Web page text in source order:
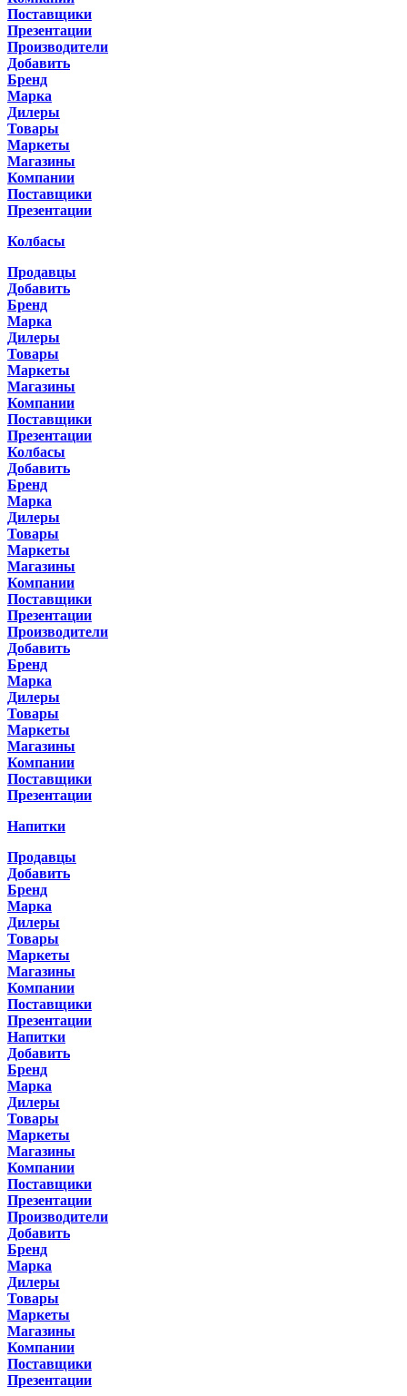
Поставщики
Презентации
Производители
Добавить
Бренд
Марка
Дилеры
Товары
Маркеты
Магазины
Компании
Поставщики
Презентации
Колбасы
Продавцы
Добавить
Бренд
Марка
Дилеры
Товары
Маркеты
Магазины
Компании
Поставщики
Презентации
Колбасы
Добавить
Бренд
Марка
Дилеры
Товары
Маркеты
Магазины
Компании
Поставщики
Презентации
Производители
Добавить
Бренд
Марка
Дилеры
Товары
Маркеты
Магазины
Компании
Поставщики
Презентации
Напитки
Продавцы
Добавить
Бренд
Марка
Дилеры
Товары
Маркеты
Магазины
Компании
Поставщики
Презентации
Напитки
Добавить
Бренд
Марка
Дилеры
Товары
Маркеты
Магазины
Компании
Поставщики
Презентации
Производители
Добавить
Бренд
Марка
Дилеры
Товары
Маркеты
Магазины
Компании
Поставщики
Презентации